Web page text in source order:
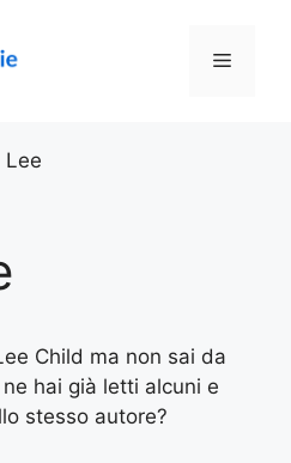
Menu
Lee
Child ma non sai da
hai già letti alcuni e
stesso autore?